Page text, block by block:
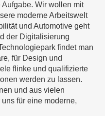
Wir wollen mit
moderne Arbeitswelt
und Automotive geht
der Digitalisierung
findet man
für Design und
flinke und qualifizierte
werden zu lassen.
und aus vielen
für eine moderne,